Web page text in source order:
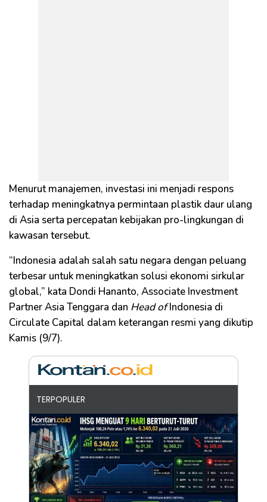
Menurut manajemen, investasi ini menjadi respons
terhadap meningkatnya permintaan plastik daur ulang
di Asia serta percepatan kebijakan pro-lingkungan di
kawasan tersebut.
“Indonesia adalah salah satu negara dengan peluang
terbesar untuk meningkatkan solusi ekonomi sirkular
global,” kata Dondi Hananto, Associate Investment
Partner Asia Tenggara dan Head ofIndonesia di
Circulate Capital dalam keterangan resmi yang dikutip
Kamis (9/7).
TERPOPULER